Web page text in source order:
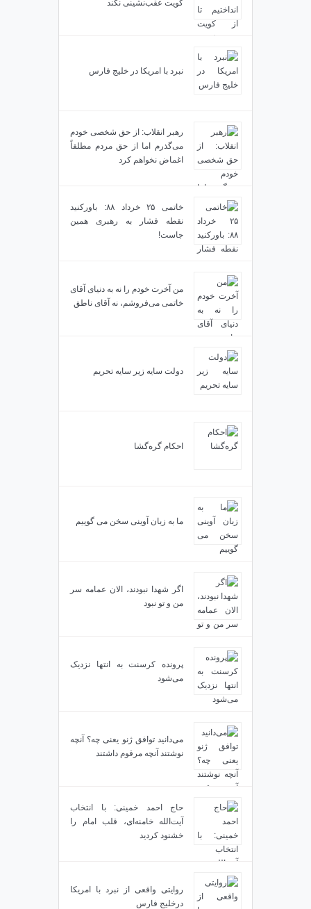
کویت عقب‌نشینی نکند
نبرد با امریکا در خلیج فارس
رهبر انقلاب: از حق شخصی خودم
می‌گذرم اما از حق مردم مطلقاً
اغماض نخواهم کرد
خاتمی ۲۵ خرداد ۸۸: باورکنید
نقطه فشار به رهبری همین
جاست!
من آخرت خودم را نه به دنیای آقای
خاتمی می‌فروشم، نه آقای ناطق
دولت سایه زیر سایه تحریم
احکام گره‌گشا
ما به زبان آوینی سخن می گوییم
اگر شهدا نبودند، الان عمامه سر
من و تو نبود
پرونده کرسنت به انتها نزدیک
می‌شود
می‌دانید توافق ژنو یعنی چه؟ آنچه
نوشتند آنچه مرقوم داشتند
حاج احمد خمینی: با انتخاب
آیت‌الله خامنه‌ای، قلب امام را
خشنود کردید
روایتی واقعی از نبرد با امریکا
درخلیج فارس